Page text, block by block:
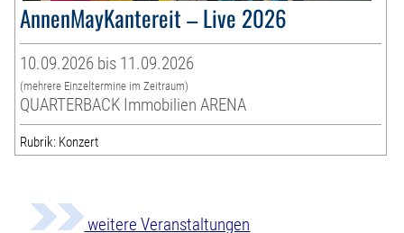
AnnenMayKantereit – Live 2026
10.09.2026 bis 11.09.2026
(mehrere Einzeltermine im Zeitraum)
QUARTERBACK Immobilien ARENA
Rubrik: Konzert
weitere Veranstaltungen